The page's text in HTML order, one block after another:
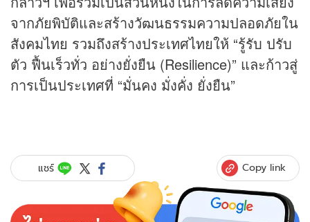
จากภัยพิบัติและสร้างวัฒนธรรมความปลอดภัยใน
สังคมไทย รวมถึงสร้างประเทศไทยให้ “รู้รับ ปรับ
ตัว ฟื้นเร็วทั่ว อย่างยั่งยืน (Resilience)” และก้าวสู่
การเป็นประเทศที่ “มั่นคง มั่งคั่ง ยั่งยืน”
แชร์ Copy link